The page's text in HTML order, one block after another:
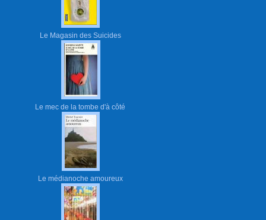
Le Magasin des Suicides
Le mec de la tombe d'à côté
Le médianoche amoureux